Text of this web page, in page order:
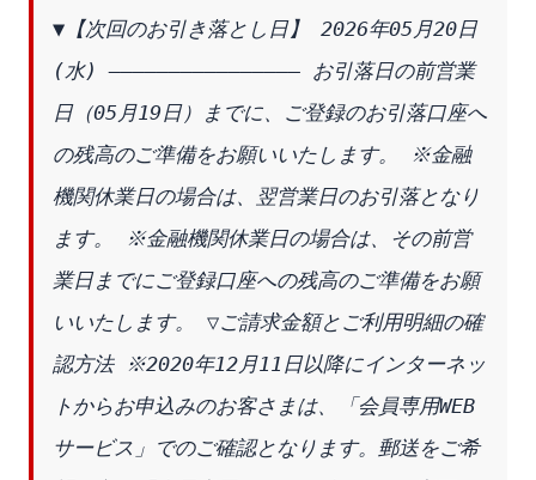
▼【次回のお引き落とし日】 2026年05月20日
(水) ―――――――――――――――― お引落日の前営業
日（05月19日）までに、ご登録のお引落口座へ
の残高のご準備をお願いいたします。 ※金融
機関休業日の場合は、翌営業日のお引落となり
ます。 ※金融機関休業日の場合は、その前営
業日までにご登録口座への残高のご準備をお願
いいたします。 ▽ご請求金額とご利用明細の確
認方法 ※2020年12月11日以降にインターネッ
トからお申込みのお客さまは、「会員専用WEB
サービス」でのご確認となります。郵送をご希